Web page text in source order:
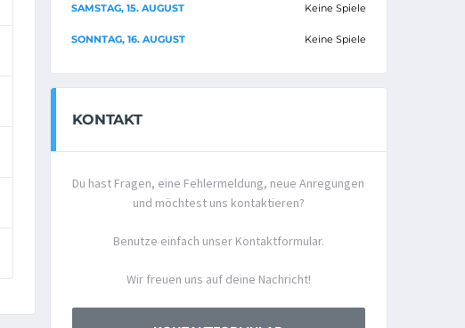
SAMSTAG, 15. AUGUST Keine Spiele
SONNTAG, 16. AUGUST Keine Spiele
KONTAKT
Du hast Fragen, eine Fehlermeldung, neue Anregungen
und möchtest uns kontaktieren?
Benutze einfach unser Kontaktformular.
Wir freuen uns auf deine Nachricht!